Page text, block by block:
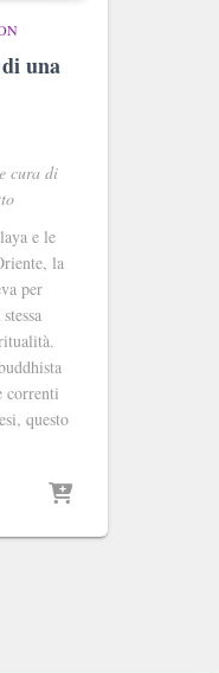
una
cura di
e le
la
per
correnti
questo